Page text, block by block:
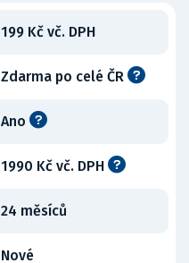
199 Kč vč. DPH
Zdarma po celé ČR
Ano
1990 Kč vč. DPH
24 měsíců
Nové